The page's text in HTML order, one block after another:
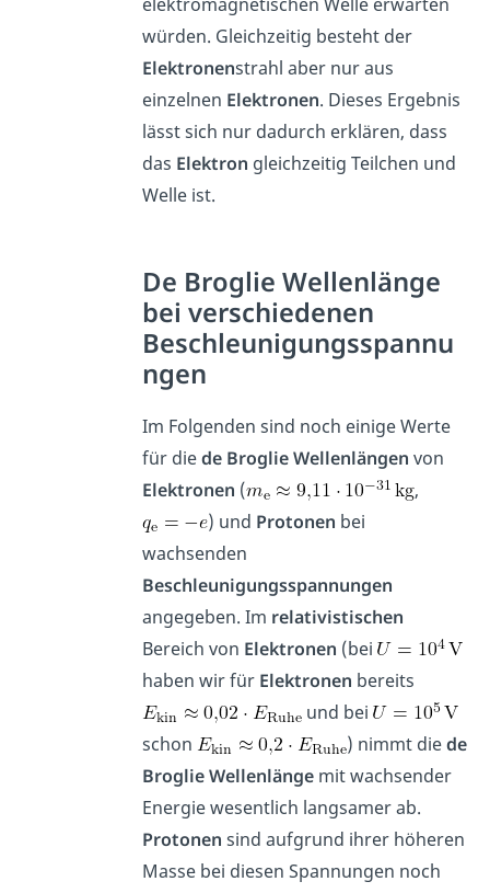
würden. Gleichzeitig besteht der
Elektronenstrahl aber nur aus
einzelnen Elektronen. Dieses Ergebnis
lässt sich nur dadurch erklären, dass
das Elektron gleichzeitig Teilchen und
Welle ist.
De Broglie Wellenlänge
bei verschiedenen
Beschleunigungsspannu
ngen
Im Folgenden sind noch einige Werte
für diede Broglie Wellenlängen von
Elektronen (
,
) und Protonen bei
wachsenden
Beschleunigungsspannungen
angegeben. Im relativistischen
Bereich von Elektronen (bei
haben wir für Elektronen bereits
und bei
schon
) nimmt diede
Broglie Wellenlänge mit wachsender
Energie wesentlich langsamer ab.
Protonen sind aufgrund ihrer höheren
Masse bei diesen Spannungen noch